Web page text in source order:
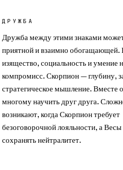
ДРУЖБА
Дружба между этими знаками
приятной и взаимно обогащающей.
изящество, социальность и умение
компромисс. Скорпион — глубину,
стратегическое мышление. Вместе
многому научить друг друга.
возникают, когда Скорпион требует
безоговорочной лояльности, а Весы
сохранять нейтралитет.